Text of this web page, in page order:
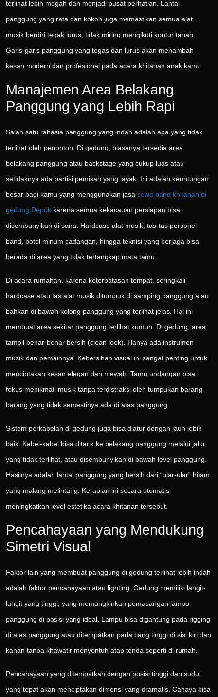
terlihat lebih megah dan menjadi pusat perhatian. Lantai
panggung yang rata dan kokoh juga memastikan semua alat
musik berdiri tegak lurus, tidak miring mengikuti kontur tanah.
Garis-garis panggung yang tegas dan lurus akan menambah
kesan modern dan profesional pada acara khitanan anak kamu.
Manajemen Area Belakang
Panggung yang Lebih Rapi
Salah satu rahasia panggung yang indah adalah apa yang tidak
terlihat oleh penonton. Di gedung, biasanya tersedia area
belakang panggung atau backstage yang cukup luas atau
setidaknya ada partisi pemisah yang layak. Ini adalah keuntungan
besar bagi kamu yang menggunakan jasa sewa band khitanan di
gedung Depok karena semua kekacauan persiapan bisa
disembunyikan di sana. Hardcase alat musik, tas-tas personel
band, botol minum cadangan, hingga teknisi yang berjaga bisa
berada di area yang tidak tertangkap mata tamu.
Di acara rumahan, karena keterbatasan tempat, seringkali
hardcase atau tas alat musik ditumpuk di samping panggung atau
bahkan di bawah kolong panggung yang terlihat jelas. Hal ini
membuat area sekitar panggung terlihat kumuh. Di gedung, area
tampil benar-benar bersih (clean look). Hanya ada instrumen
musik dan pemainnya. Kebersihan visual ini sangat penting untuk
menciptakan kesan elegan dan mewah. Tamu undangan bisa
fokus menikmati musik tanpa terdistraksi oleh tumpukan barang-
barang yang tidak semestinya ada di atas panggung.
Sistem perkabelan di gedung juga bisa diatur dengan jauh lebih
baik. Kabel-kabel bisa ditarik ke belakang panggung melalui jalur
yang tidak terlihat, atau disembunyikan di bawah level panggung.
Hasilnya adalah lantai panggung yang bersih dari “ular-ular” hitam
yang malang melintang. Kerapian ini secara otomatis
meningkatkan level estetika acara khitanan tersebut.
Pencahayaan yang Mendukung
Simetri Visual
Faktor lain yang membuat panggung di gedung terlihat lebih indah
adalah faktor pencahayaan atau lighting. Gedung memiliki langit-
langit yang tinggi, yang memungkinkan pemasangan lampu
panggung di posisi yang ideal. Lampu bisa digantung pada rigging
di atas panggung atau ditempatkan pada tiang tinggi di sisi kiri dan
kanan tanpa khawatir menyentuh atap tenda seperti di rumah.
Pencahayaan yang ditempatkan dengan posisi tinggi dan sudut
yang tepat akan menciptakan dimensi yang dramatis. Cahaya bisa